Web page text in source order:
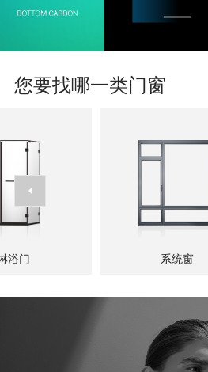
您要找哪一类门窗
浴门 系统窗
系统门
了解详情